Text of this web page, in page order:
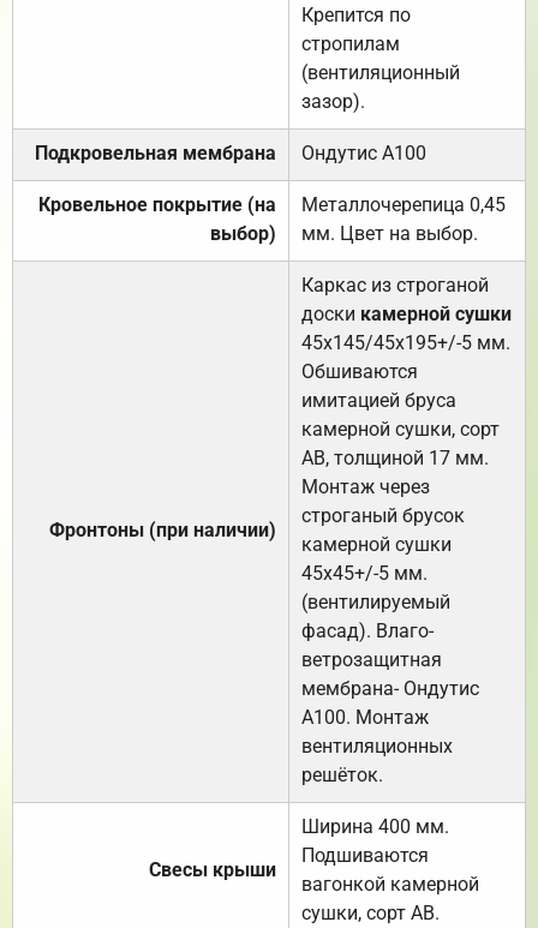
Крепится по
стропилам
(вентиляционный
зазор).
Подкровельная мембрана Ондутис А100
Кровельное покрытие (на
выбор)
Металлочерепица 0,45
мм. Цвет на выбор.
Фронтоны (при наличии)
Каркас из строганой
доски камерной сушки
45х145/45х195+/-5 мм.
Обшиваются
имитацией бруса
камерной сушки, сорт
АВ, толщиной 17 мм.
Монтаж через
строганый брусок
камерной сушки
45х45+/-5 мм.
(вентилируемый
фасад). Влаго-
ветрозащитная
мембрана- Ондутис
А100. Монтаж
вентиляционных
решёток.
Свесы крыши
Ширина 400 мм.
Подшиваются
вагонкой камерной
сушки, сорт АВ.